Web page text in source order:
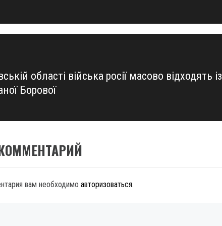
області війська росії масово відходять із
Борової
вам необходимо авторизоваться.